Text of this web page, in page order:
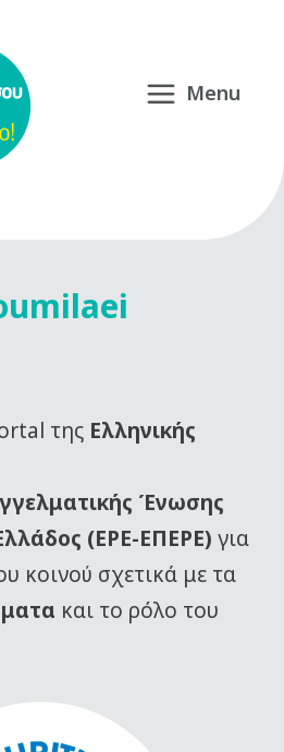
της Ελληνικής
Ένωσης
(ΕΡΕ-ΕΠΕΡΕ) για
κοινού σχετικά με τα
και το ρόλο του